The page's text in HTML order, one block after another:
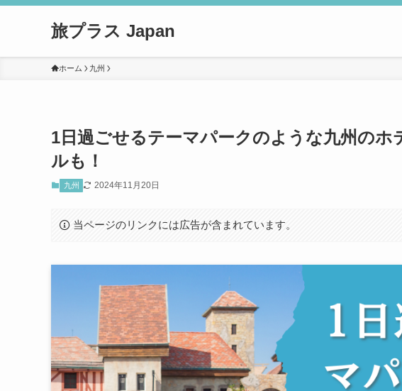
旅プラス Japan
ホーム 九州
1日過ごせるテーマパークのような九州のホ
ルも！
九州 2024年11月20日
当ページのリンクには広告が含まれています。